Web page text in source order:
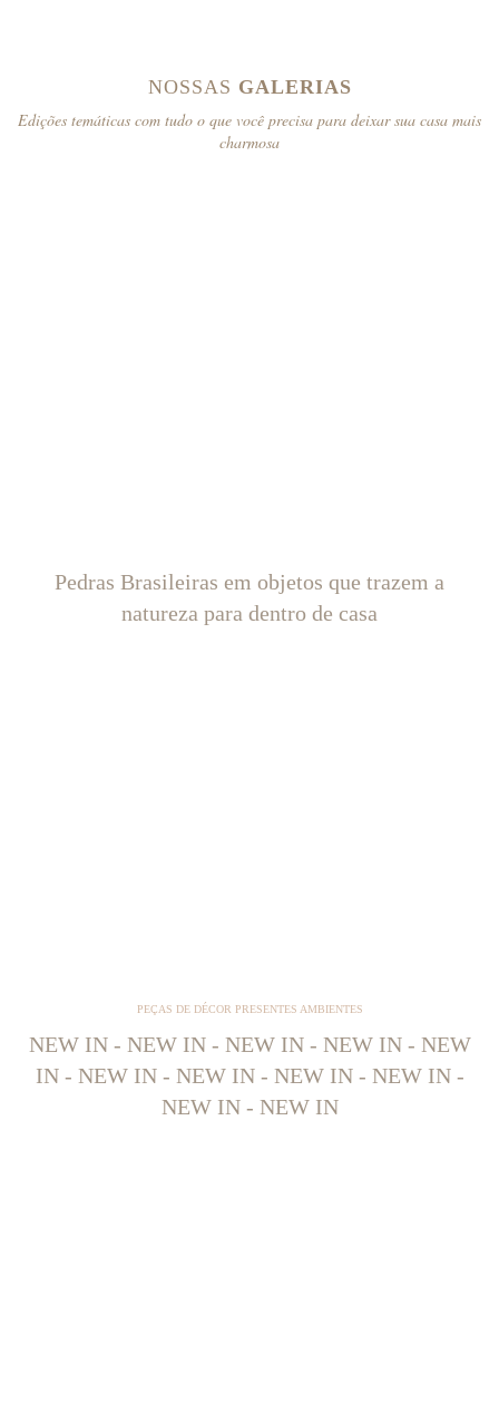
NOSSAS GALERIAS
Edições temáticas com tudo o que você precisa para deixar sua casa mais
charmosa
Pedras Brasileiras em objetos que trazem a
natureza para dentro de casa
PEÇAS DE DÉCOR PRESENTES AMBIENTES
NEW IN - NEW IN - NEW IN - NEW IN - NEW
IN - NEW IN - NEW IN - NEW IN - NEW IN -
NEW IN - NEW IN